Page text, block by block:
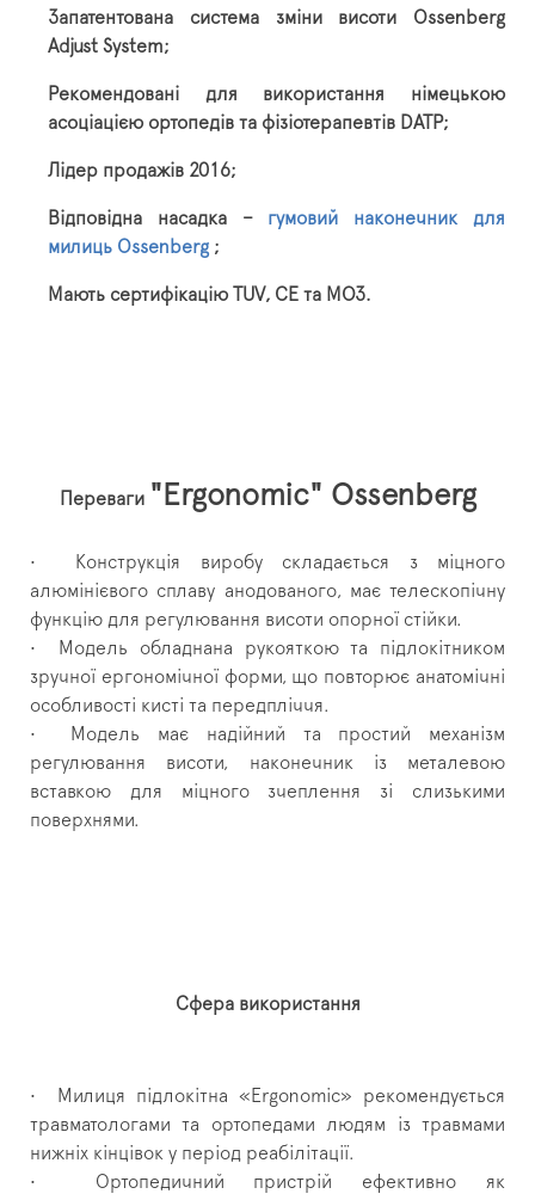
Запатентована система зміни висоти Ossenberg
Adjust System;
Рекомендовані для використання німецькою
асоціацією ортопедів та фізіотерапевтів DATP;
Лідер продажів 2016;
Відповідна насадка –
гумовий наконечник для
милиць Ossenberg ;
Мають сертифікацію TUV, CE та МОЗ.
Переваги "Ergonomic" Ossenberg
•
Конструкція виробу складається з міцного
алюмінієвого сплаву анодованого, має телескопічну
функцію для регулювання висоти опорної стійки.
•
Модель обладнана рукояткою та підлокітником
зручної ергономічної форми, що повторює анатомічні
особливості кисті та передпліччя.
•
Модель має надійний та простий механізм
регулювання висоти, наконечник із металевою
вставкою для міцного зчеплення зі слизькими
поверхнями.
Сфера використання
•
Милиця підлокітна «Ergonomic» рекомендується
травматологами та ортопедами людям із травмами
нижніх кінцівок у період реабілітації.
•
Ортопедичний пристрій ефективно як